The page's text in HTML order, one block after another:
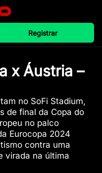
Registrar
x Áustria –
no SoFi Stadium,
de final da Copa do
no palco
Eurocopa 2024
contra uma
virada na última